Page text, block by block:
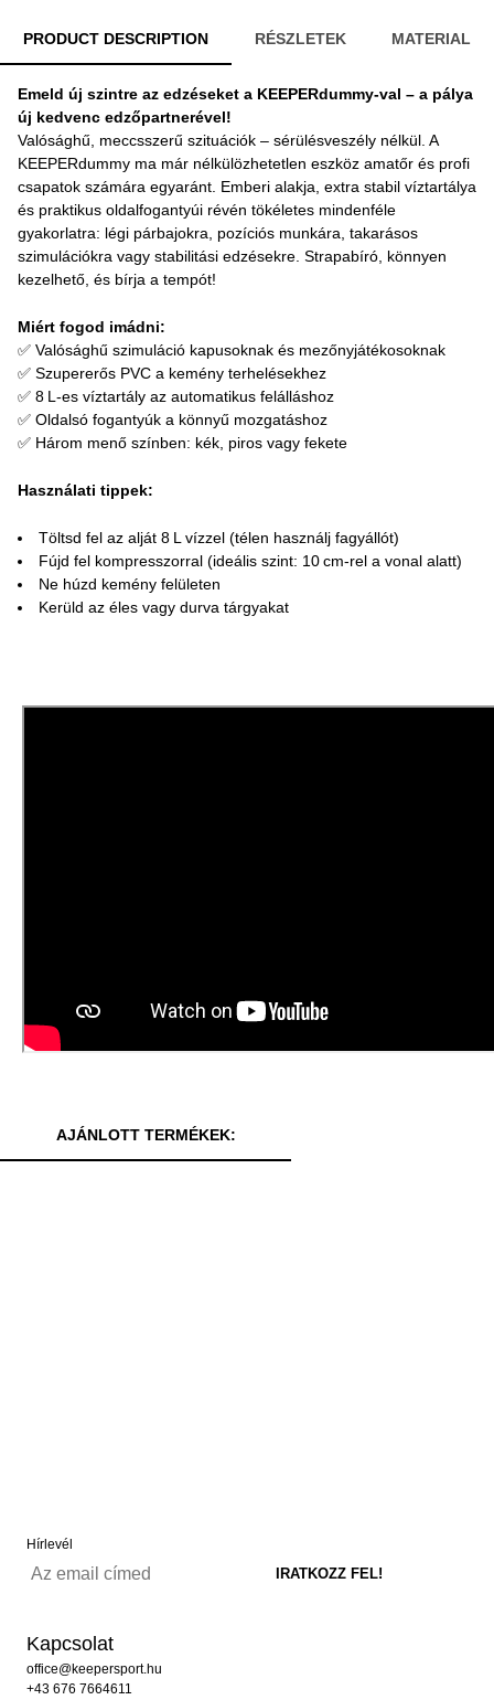
PRODUCT DESCRIPTION RÉSZLETEK MATERIAL
Emeld új szintre az edzéseket a KEEPERdummy-val – a pálya
új kedvenc edzőpartnerével!
Valósághű, meccsszerű szituációk – sérülésveszély nélkül. A
KEEPERdummy ma már nélkülözhetetlen eszköz amatőr és profi
csapatok számára egyaránt. Emberi alakja, extra stabil víztartálya
és praktikus oldalfogantyúi révén tökéletes mindenféle
gyakorlatra: légi párbajokra, pozíciós munkára, takarásos
szimulációkra vagy stabilitási edzésekre. Strapabíró, könnyen
kezelhető, és bírja a tempót!
Miért fogod imádni:
✅ Valósághű szimuláció kapusoknak és mezőnyjátékosoknak
✅ Szupererős PVC a kemény terhelésekhez
✅ 8 L-es víztartály az automatikus felálláshoz
✅ Oldalsó fogantyúk a könnyű mozgatáshoz
✅ Három menő színben: kék, piros vagy fekete
Használati tippek:
Töltsd fel az alját 8 L vízzel (télen használj fagyállót)
Fújd fel kompresszorral (ideális szint: 10 cm-rel a vonal alatt)
Ne húzd kemény felületen
Kerüld az éles vagy durva tárgyakat
AJÁNLOTT TERMÉKEK:
Hírlevél
Kapcsolat
office@keepersport.hu
+43 676 7664611